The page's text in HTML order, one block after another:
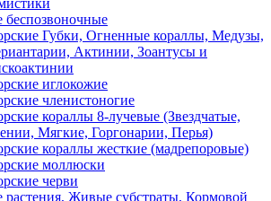
беспозвоночные
Губки, Огненные кораллы, Медузы,
Актинии, Зоантусы и
иглокожие
членистоногие
кораллы 8-лучевые (Звездчатые,
Мягкие, Горгонарии, Перья)
кораллы жесткие (мадрепоровые)
моллюски
черви
растения, Живые субстраты, Кормовой